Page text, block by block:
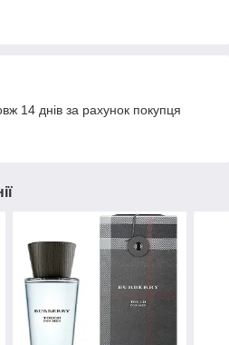
14 днів за рахунок покупця